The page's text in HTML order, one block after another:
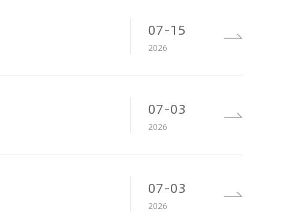
07-15
2026
07-03
2026
07-03
2026